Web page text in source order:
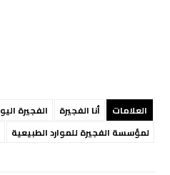
العلامات أنا الفجيرة
الفجيرة
لمؤسسة الفجيرة للموارد الطبيعية